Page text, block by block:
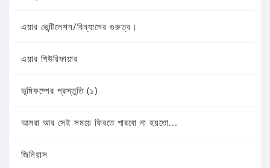
এয়ার ভেন্টিলেশন/বিন্যাসের গুরুত্ব।
এয়ার পিউরিফায়ার
ভূমিকম্পের প্রস্তুতি (১)
আমরা আর সেই সময়ে ফিরতে পারবো না হয়তো...
জিনিয়াস